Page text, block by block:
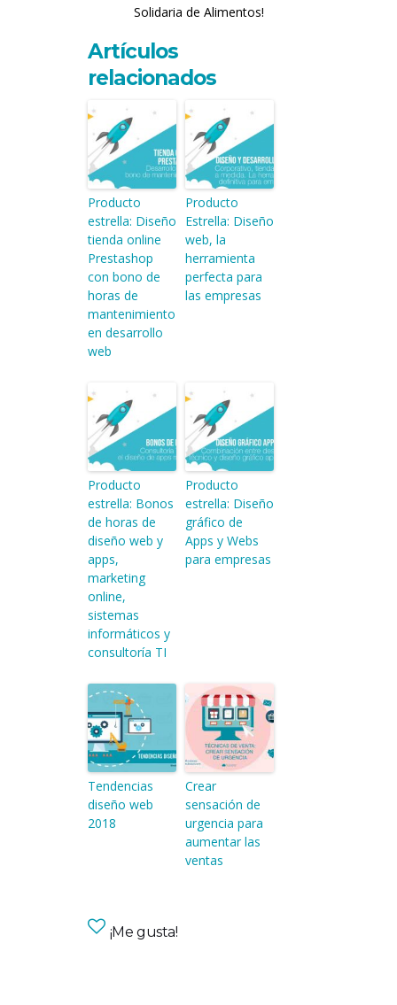
Solidaria de Alimentos!
Artículos
relacionados
Producto
estrella: Diseño
tienda online
Prestashop
con bono de
horas de
mantenimiento
en desarrollo
web
Producto
Estrella: Diseño
web, la
herramienta
perfecta para
las empresas
Producto
estrella: Bonos
de horas de
diseño web y
apps,
marketing
online,
sistemas
informáticos y
consultoría TI
Producto
estrella: Diseño
gráfico de
Apps y Webs
para empresas
Tendencias
diseño web
2018
Crear
sensación de
urgencia para
aumentar las
ventas
¡Me gusta!